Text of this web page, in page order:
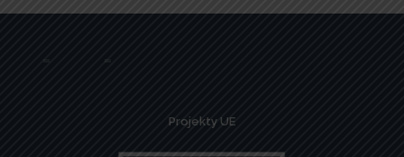
Projekty UE